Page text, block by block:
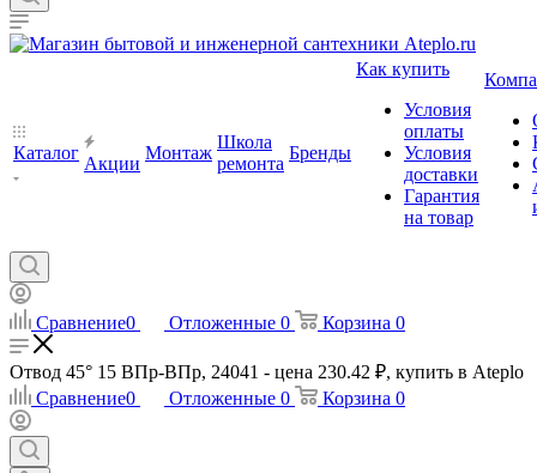
Каталог
Акции
Монтаж
Школа
ремонта
Бренды
Как купить
Условия
оплаты
Условия
доставки
Гарантия
на товар
Сравнение0 Отложенные 0 Корзина 0
Отвод 45° 15 ВПр-ВПр, 24041 - цена 230.42 ₽, купить в Ateplo
Сравнение0 Отложенные 0 Корзина 0